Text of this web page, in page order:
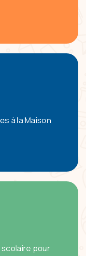
à la Maison
pour